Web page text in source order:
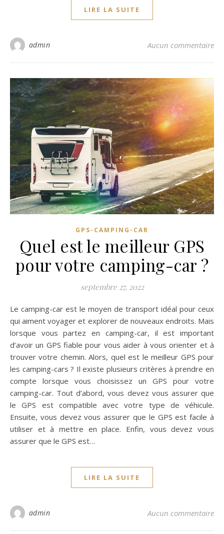
LIRE LA SUITE
admin Aucun commentaire
GPS-CAMPING-CAR
Quel est le meilleur GPS
pour votre camping-car ?
septembre 27, 2022
Le camping-car est le moyen de transport idéal pour ceux
qui aiment voyager et explorer de nouveaux endroits. Mais
lorsque vous partez en camping-car, il est important
d’avoir un GPS fiable pour vous aider à vous orienter et à
trouver votre chemin. Alors, quel est le meilleur GPS pour
les camping-cars ? Il existe plusieurs critères à prendre en
compte lorsque vous choisissez un GPS pour votre
camping-car. Tout d’abord, vous devez vous assurer que
le GPS est compatible avec votre type de véhicule.
Ensuite, vous devez vous assurer que le GPS est facile à
utiliser et à mettre en place. Enfin, vous devez vous
assurer que le GPS est…
LIRE LA SUITE
admin Aucun commentaire